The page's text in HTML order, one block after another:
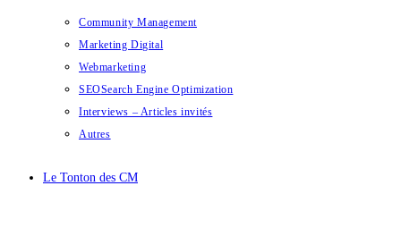
Community Management
Marketing Digital
Webmarketing
SEOSearch Engine Optimization
Interviews – Articles invités
Autres
Le Tonton des CM